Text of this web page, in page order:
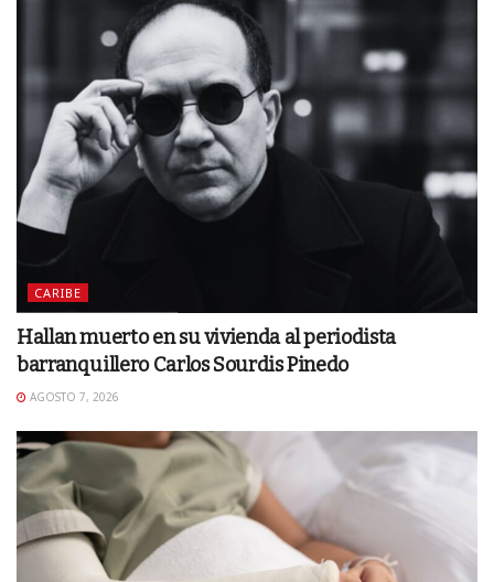
CARIBE
Hallan muerto en su vivienda al periodista
barranquillero Carlos Sourdis Pinedo
AGOSTO 7, 2026